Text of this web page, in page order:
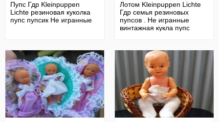
Пупс Гдр Kleinpuppen
Lichte резиновая куколка
пупс пупсик Не игранные
Лотом Kleinpuppen Lichte
Гдр семья резиновых
пупсов . Не игранные
винтажная кукла пупс